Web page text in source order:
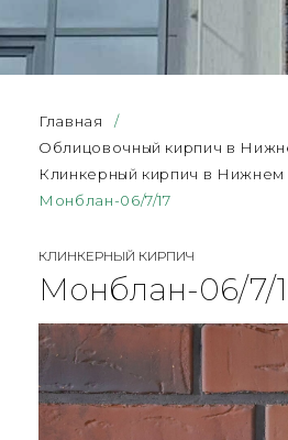
Главная
/
Облицовочный кирпич в
Клинкерный кирпич в
Монблан-06/7/17
КЛИНКЕРНЫЙ КИРПИЧ
Монблан-06/7/